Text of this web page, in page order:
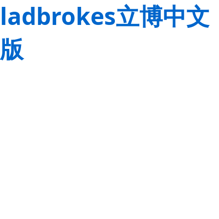
ladbrokes立博中文
版